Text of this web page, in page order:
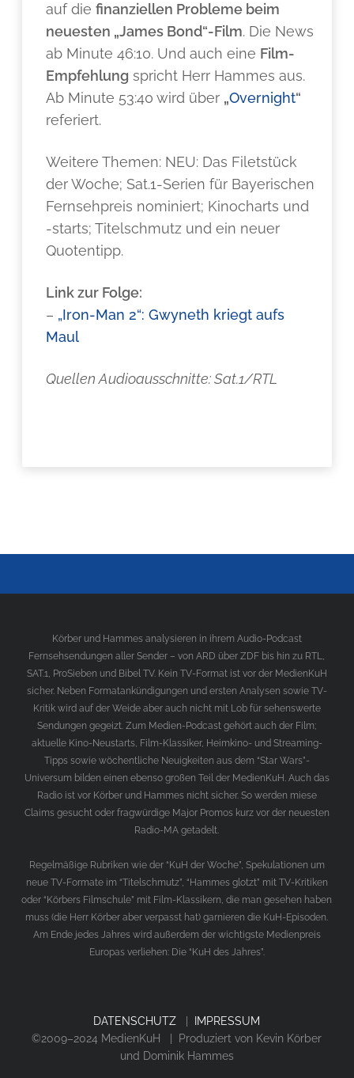
auf diefinanziellen Probleme beim
neuesten „James Bond“-Film. Die News
ab Minute 46:10. Und auch eine Film-
Empfehlung spricht Herr Hammes aus.
Ab Minute 53:40 wird über „Overnight“
referiert.
Weitere Themen: NEU: Das Filetstück
der Woche; Sat.1-Serien für Bayerischen
Fernsehpreis nominiert; Kinocharts und
-starts; Titelschmutz und ein neuer
Quotentipp.
Link zur Folge:
– „Iron-Man 2“: Gwyneth kriegt aufs
Maul
Quellen Audioausschnitte: Sat.1/RTL
Körber und Hammes analysieren in ihrem Audio-Podcast
Fernsehsendungen aller Sender – von ARD über ZDF bis hin zu RTL,
SAT.1, ProSieben und Bibel TV. Kein TV-Format ist vor der MedienKuH
sicher. Neben Formatankündigungen und ersten Analysen sowie TV-
Kritik wird auf der Weide aber auch nicht mit Lob für sehenswerte
Sendungen gegeizt. Zum Medien-Podcast gehört auch der Film;
aktuelle Kino-Neustarts, Film-Klassiker, Heimkino- und Streaming-
Tipps sowie wöchentliche Neuigkeiten aus dem “Star Wars”-
Universum bilden einen ebenso großen Teil der MedienKuH. Auch das
Radio ist vor Körber und Hammes nicht sicher. So werden miese
Claims gesucht oder fragwürdige Major Promos kurz vor der neuesten
Radio-MA getadelt.
Regelmäßige Rubriken wie der “KuH der Woche”, Spekulationen um
neue TV-Formate im “Titelschmutz”, “Hammes glotzt” mit TV-Kritiken
oder “Körbers Filmschule” mit Film-Klassikern, die man gesehen haben
muss (die Herr Körber aber verpasst hat) garnieren die KuH-Episoden.
Am Ende jedes Jahres wird außerdem der wichtigste Medienpreis
Europas verliehen: Die “KuH des Jahres”.
DATENSCHUTZ
IMPRESSUM
©2009–2024 MedienKuH | Produziert von Kevin Körber
und Dominik Hammes